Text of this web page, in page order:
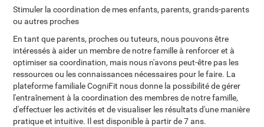
Stimuler la coordination de mes enfants, parents, grands-parents
ou autres proches
En tant que parents, proches ou tuteurs, nous pouvons être
intéressés à aider un membre de notre famille à renforcer et à
optimiser sa coordination, mais nous n'avons peut-être pas les
ressources ou les connaissances nécessaires pour le faire. La
plateforme familiale CogniFit nous donne la possibilité de gérer
l'entraînement à la coordination des membres de notre famille,
d'effectuer les activités et de visualiser les résultats d'une manière
pratique et intuitive. Il est disponible à partir de 7 ans.